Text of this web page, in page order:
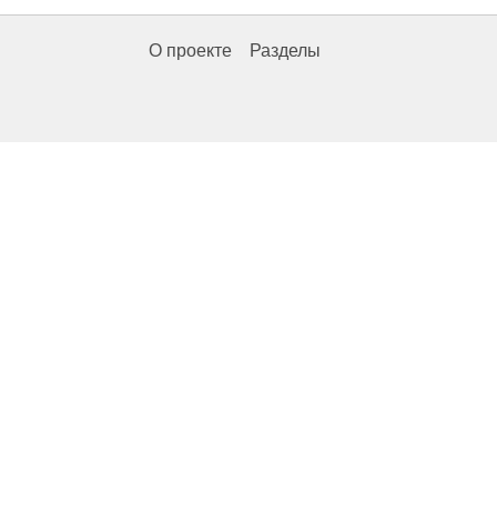
О проекте Разделы